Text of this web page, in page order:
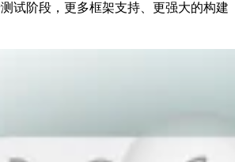
试阶段，更多框架支持、更强大的构建